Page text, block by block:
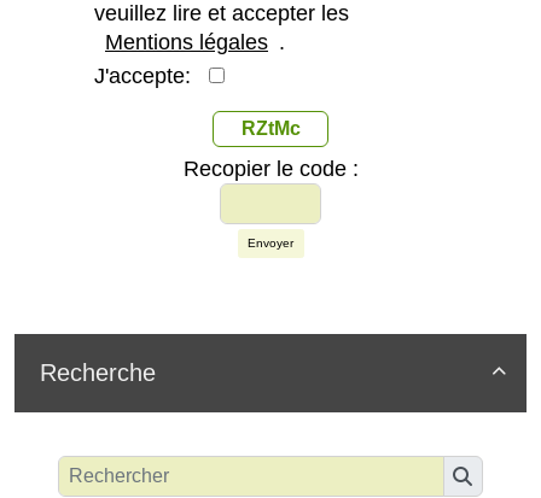
veuillez lire et accepter les
Mentions légales .
J'accepte:
RZtMc
Recopier le code :
Envoyer

Recherche